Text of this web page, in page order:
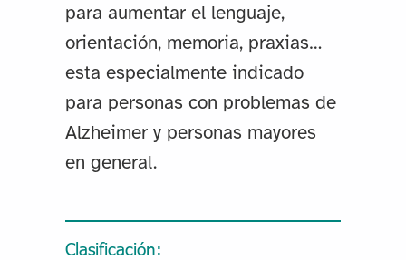
para aumentar el lenguaje,
orientación, memoria, praxias…
esta especialmente indicado
para personas con problemas de
Alzheimer y personas mayores
en general.
Clasificación: